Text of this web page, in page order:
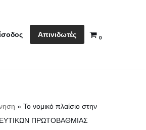
Απινιδωτές 0
» Το νομικό πλαίσιο στην
ΠΡΩΤΟΒΑΘΜΙΑΣ